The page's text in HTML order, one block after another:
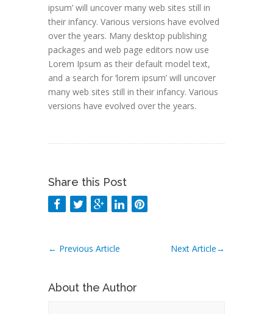
ipsum’ will uncover many web sites still in
their infancy. Various versions have evolved
over the years. Many desktop publishing
packages and web page editors now use
Lorem Ipsum as their default model text,
and a search for ‘lorem ipsum’ will uncover
many web sites still in their infancy. Various
versions have evolved over the years.
Share this Post
← Previous Article Next Article→
About the Author